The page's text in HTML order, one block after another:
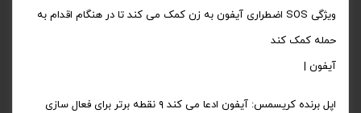
ویژگی SOS اضطراری آیفون به زن کمک می کند تا در هنگام اقدام به
حمله کمک کند
آیفون |
اپل برنده کریسمس: آیفون ادعا می کند ۹ نقطه برتر برای فعال سازی